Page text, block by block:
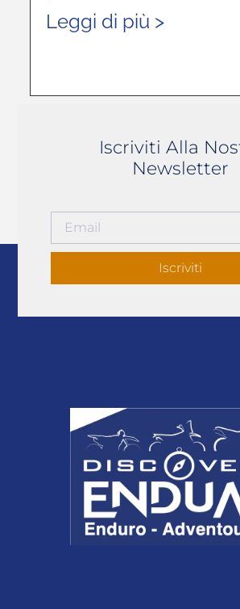
Leggi di più >
Iscriviti Alla
Newsletter
Iscriviti